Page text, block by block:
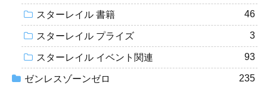
スターレイル 書籍 46
スターレイル プライズ 3
スターレイル イベント関連 93
ゼンレスゾーンゼロ 235